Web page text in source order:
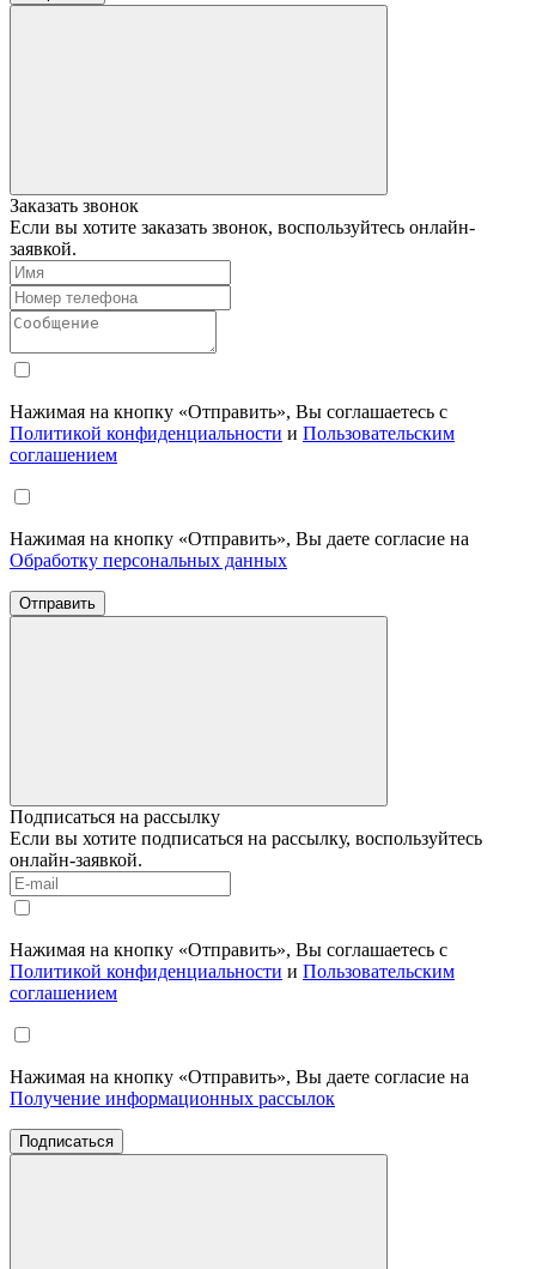
Заказать звонок
Если вы хотите заказать звонок, воспользуйтесь онлайн-
заявкой.
Нажимая на кнопку «Отправить», Вы соглашаетесь с
Политикой конфиденциальности и Пользовательским
соглашением
Нажимая на кнопку «Отправить», Вы даете согласие на
Обработку персональных данных
Отправить
Подписаться на рассылку
Если вы хотите подписаться на рассылку, воспользуйтесь
онлайн-заявкой.
Нажимая на кнопку «Отправить», Вы соглашаетесь с
Политикой конфиденциальности и Пользовательским
соглашением
Нажимая на кнопку «Отправить», Вы даете согласие на
Получение информационных рассылок
Подписаться